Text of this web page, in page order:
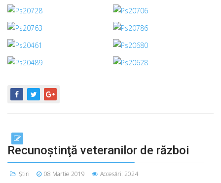
Recunoştinţă veteranilor de război
Știri 08 Martie 2019 Accesări: 2024